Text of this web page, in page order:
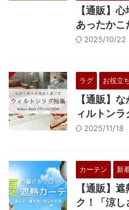
【通販】
あったかこ
2025/10/22
ラグ お役立
【通販】
ィルトンラ
2025/11/18
カーテン 新
【通販】
ク！「涼し